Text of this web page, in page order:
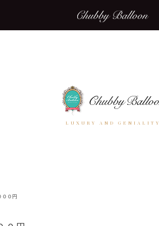
LUXURY AND GENIALITY
００円